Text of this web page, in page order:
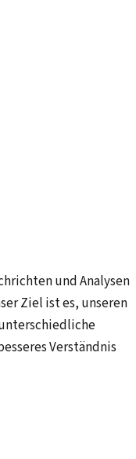
und Analysen
Ziel ist es, unseren
Verständnis